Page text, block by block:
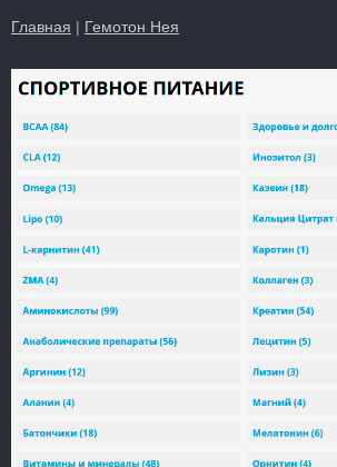
Главная | Гемотон Нея